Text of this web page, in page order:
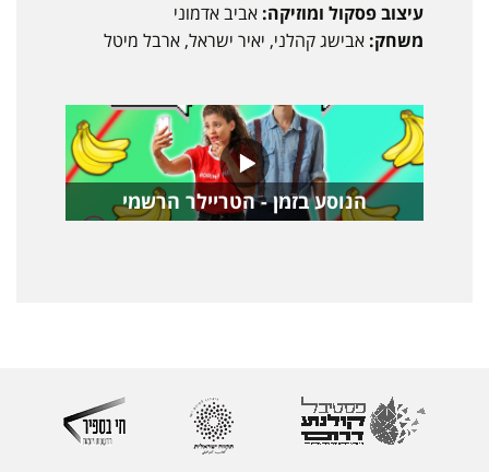
עיצוב פסקול ומוזיקה: אביב אדמוני
משחק: אבישג קהלני, יאיר ישראל, ארבל מיטל
הנוסע בזמן - הטריילר הרשמי